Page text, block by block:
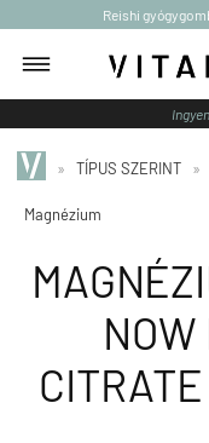
Reishi
» TÍPUS SZERINT »
Magnézium
NOW